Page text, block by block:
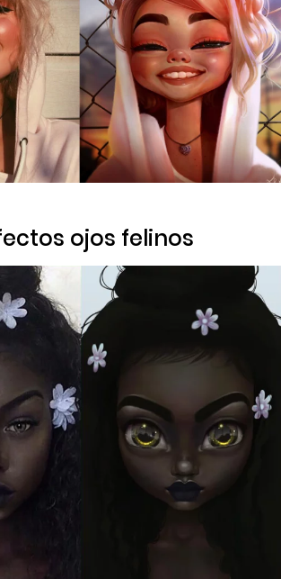
ojos felinos